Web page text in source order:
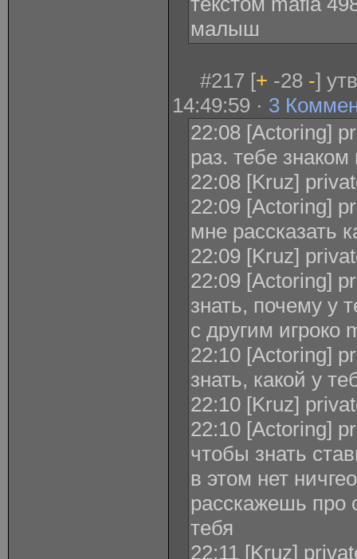
малыш
#217 [+ -28 -]
14:49:59 · 3
22:08 [Actoring]
раз. тебе
22:08 [Kruz]
22:09 [Actoring]
мне рассказать
22:09 [Kruz]
22:09 [Actoring]
знать, почему у
с другим игроко
22:10 [Actoring]
знать, какой у
22:10 [Kruz]
22:10 [Actoring]
чтобы знать
в этом нет
расскажешь про
тебя
22:11 [Kruz]